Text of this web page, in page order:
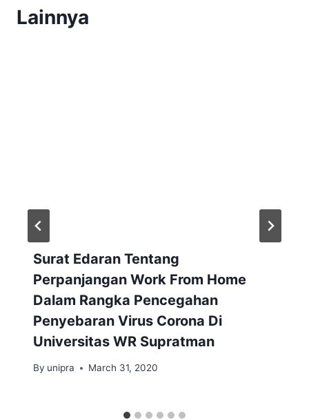
Lainnya
Surat Edaran Tentang
Perpanjangan Work From Home
Dalam Rangka Pencegahan
Penyebaran Virus Corona Di
Universitas WR Supratman
By unipra March 31, 2020